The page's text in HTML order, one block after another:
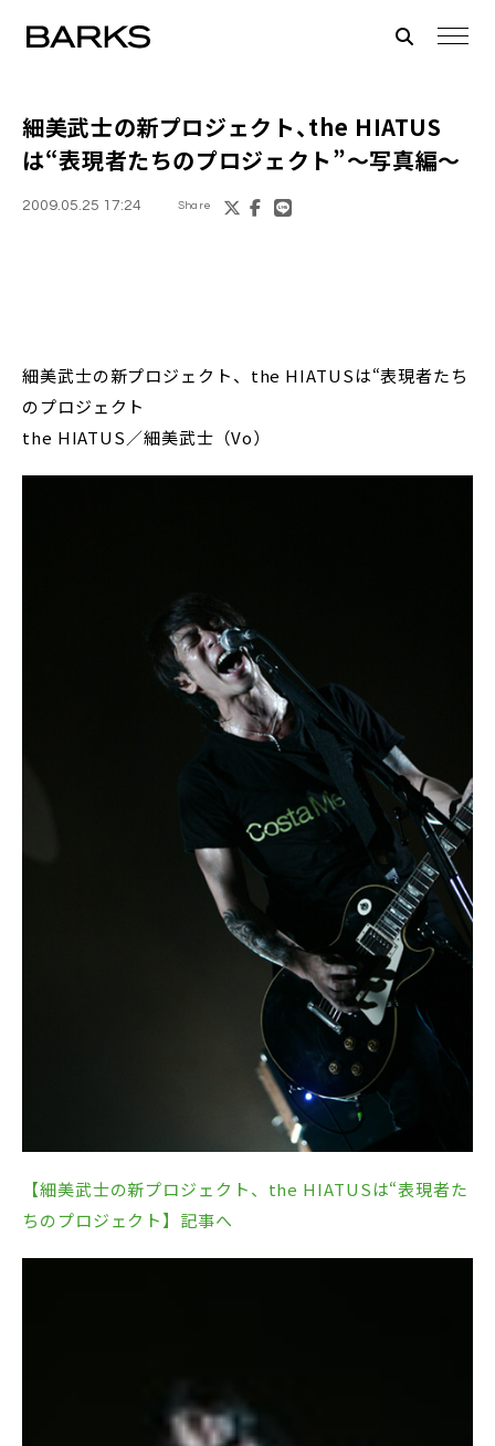
細美武士の新プロジェクト、the HIATUS
は“表現者たちのプロジェクト”～写真編～
2009.05.25 17:24 Share
細美武士の新プロジェクト、the HIATUSは“表現者たち
のプロジェクト
the HIATUS／細美武士（Vo）
【細美武士の新プロジェクト、the HIATUSは“表現者た
ちのプロジェクト】記事へ